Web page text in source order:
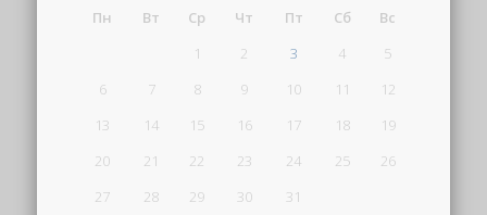
Пн
Вт Ср Чт Пт Сб
Вс
1
2 3 4
5
6
7 8 9 10 11
12
13
14 15 16 17 18
19
20
21 22 23 24 25
26
27
28 29 30 31